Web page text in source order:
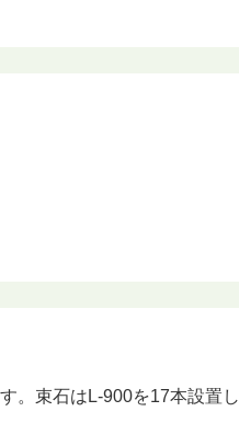
。束石はL-900を17本設置し